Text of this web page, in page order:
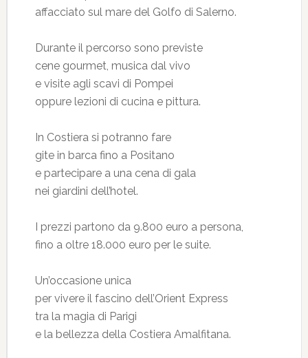
affacciato sul mare del Golfo di Salerno.
Durante il percorso sono previste
cene gourmet, musica dal vivo
e visite agli scavi di Pompei
oppure lezioni di cucina e pittura.
In Costiera si potranno fare
gite in barca fino a Positano
e partecipare a una cena di gala
nei giardini dell’hotel.
I prezzi partono da 9.800 euro a persona,
fino a oltre 18.000 euro per le suite.
Un’occasione unica
per vivere il fascino dell’Orient Express
tra la magia di Parigi
e la bellezza della Costiera Amalfitana.